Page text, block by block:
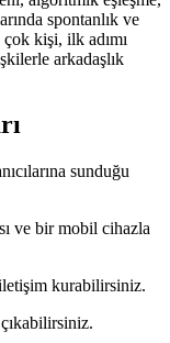
spontanlık ve
kişi, ilk adımı
arkadaşlık
sunduğu
ve bir mobil cihazla
kurabilirsiniz.